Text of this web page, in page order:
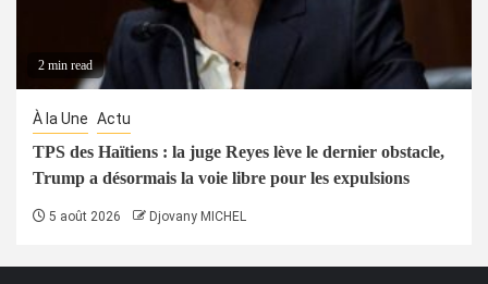
2 min read
À la Une Actu
TPS des Haïtiens : la juge Reyes lève le dernier obstacle,
Trump a désormais la voie libre pour les expulsions
5 août 2026 Djovany MICHEL